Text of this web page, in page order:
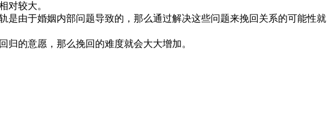
对较大。
由于婚姻内部问题导致的，那么通过解决这些问题来挽回关系的可能性就
的意愿，那么挽回的难度就会大大增加。